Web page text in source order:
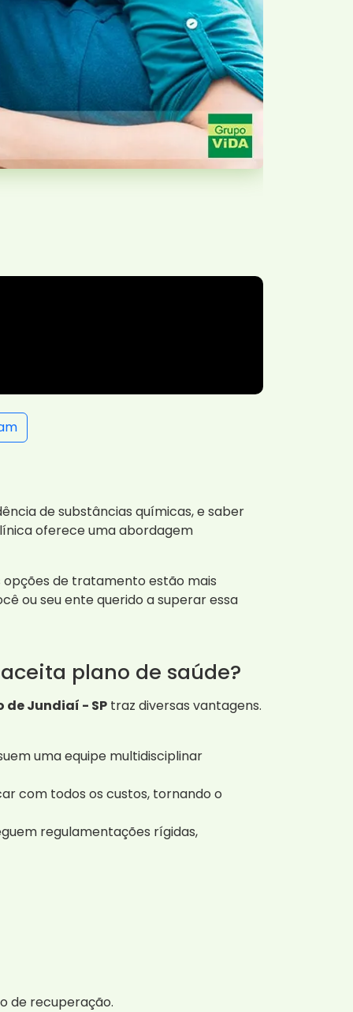
de substâncias químicas, e saber
oferece uma abordagem
opções de tratamento estão mais
ou seu ente querido a superar essa
plano de saúde?
de Jundiaí - SP traz diversas vantagens.
uma equipe multidisciplinar
com todos os custos, tornando o
regulamentações rígidas,
de recuperação.